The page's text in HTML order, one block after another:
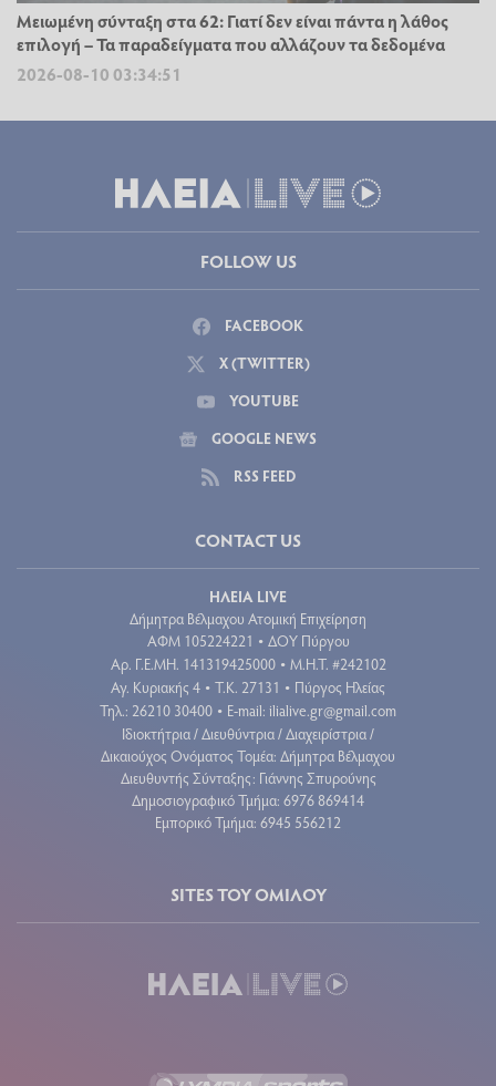
Μειωμένη σύνταξη στα 62: Γιατί δεν είναι πάντα η λάθος
επιλογή – Τα παραδείγματα που αλλάζουν τα δεδομένα
2026-08-10 03:34:51
FOLLOW US
FACEBOOK
X (TWITTER)
YOUTUBE
GOOGLE NEWS
RSS FEED
CONTACT US
ΗΛΕΙΑ LIVE
Δήμητρα Βέλμαχου Ατομική Επιχείρηση
ΑΦΜ 105224221 • ΔΟΥ Πύργου
Aρ. Γ.Ε.ΜΗ. 141319425000 • Μ.Η.Τ. #242102
Αγ. Κυριακής 4 • Τ.Κ. 27131 • Πύργος Ηλείας
Τηλ.: 26210 30400 • E-mail: ilialive.gr@gmail.com
Ιδιοκτήτρια / Διευθύντρια / Διαχειρίστρια /
Δικαιούχος Ονόματος Τομέα: Δήμητρα Βέλμαχου
Διευθυντής Σύνταξης: Γιάννης Σπυρούνης
Δημοσιογραφικό Τμήμα: 6976 869414
Εμπορικό Τμήμα: 6945 556212
SITES ΤΟΥ ΟΜΙΛΟΥ